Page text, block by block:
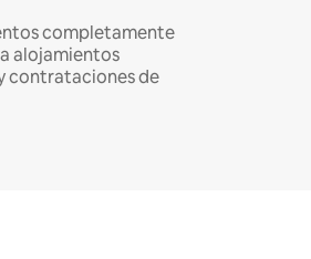
completamente
alojamientos
contrataciones de